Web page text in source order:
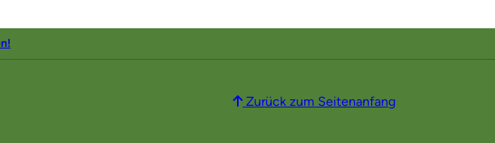
Zurück zum Seitenanfang